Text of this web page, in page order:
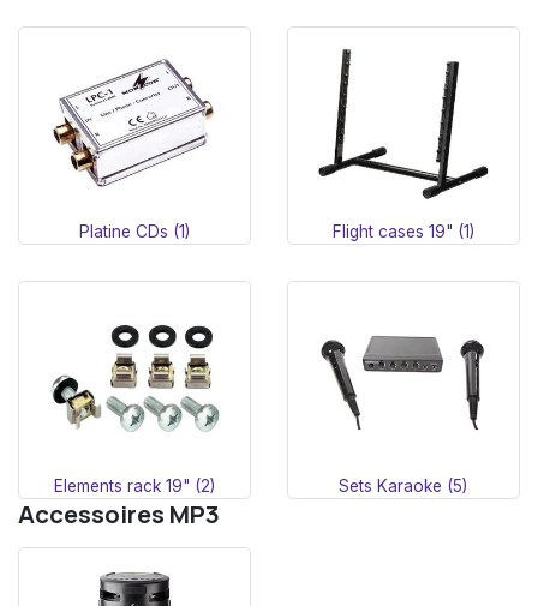
Platine CDs (1) Flight cases 19" (1)
Elements rack 19" (2) Sets Karaoke (5)
Accessoires MP3